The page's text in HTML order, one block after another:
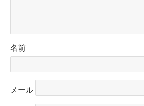
名前
メール